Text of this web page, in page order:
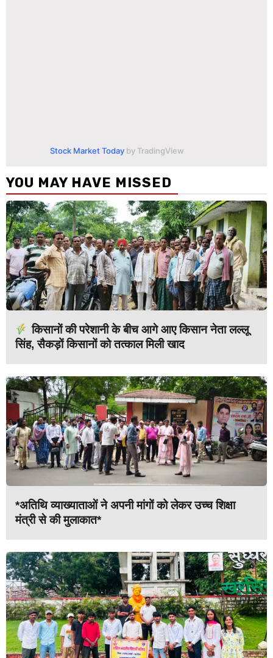
Stock Market Today by TradingView
YOU MAY HAVE MISSED
किसानों की परेशानी के बीच आगे आए किसान नेता लल्लू
सिंह, सैकड़ों किसानों को तत्काल मिली खाद
*अतिथि व्याख्याताओं ने अपनी मांगों को लेकर उच्च शिक्षा
मंत्री से की मुलाकात*